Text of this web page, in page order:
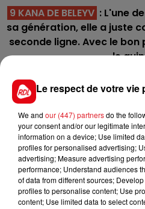
9 KANA DE BELEYV : L'une
sa génération, elle a juste
seconde ligne. Avec le
le
13 KOKOTE :
Elle avait
une victoire au Croisé
présente pour se qualifier
ici de catégorie au
En direct
Vincennes (R1) :
Le respect de votre
We and our (447) partnersdo the
your consent and/or our legitimate
information on a device; Use limited
profiles for personalised advertising;
advertising; Measure advertising
performance; Understand audiences
of data from different sources;
profiles to personalise content; Use
content; Use limited data to select